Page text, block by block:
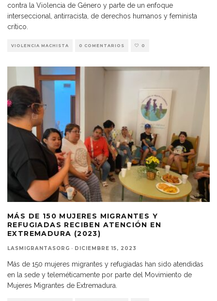
contra la Violencia de Género y parte de un enfoque
interseccional, antirracista, de derechos humanos y feminista
crítico.
VIOLENCIA MACHISTA 0 COMENTARIOS 0
MÁS DE 150 MUJERES MIGRANTES Y
REFUGIADAS RECIBEN ATENCIÓN EN
EXTREMADURA (2023)
LASMIGRANTASORG · DICIEMBRE 15, 2023
Más de 150 mujeres migrantes y refugiadas han sido atendidas
en la sede y teleméticamente por parte del Movimiento de
Mujeres Migrantes de Extremadura.